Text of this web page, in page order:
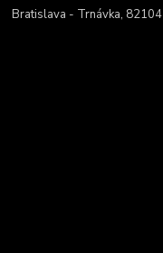
Bratislava - Trnávka, 82104